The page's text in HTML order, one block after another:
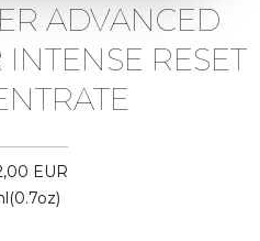
ADVANCED
RESET
EUR